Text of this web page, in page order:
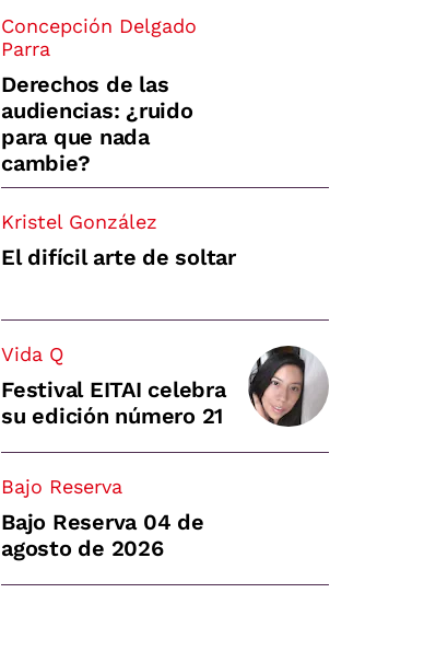
Concepción Delgado
Parra
Derechos de las
audiencias: ¿ruido
para que nada
cambie?
Kristel González
El difícil arte de soltar
Vida Q
Festival EITAI celebra
su edición número 21
Bajo Reserva
Bajo Reserva 04 de
agosto de 2026